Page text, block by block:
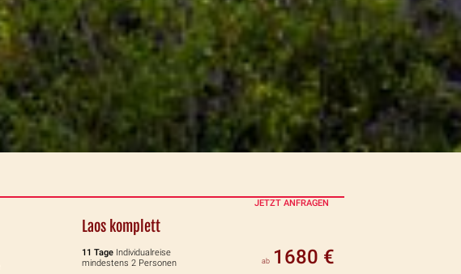
JETZT ANFRAGEN
Laos komplett
11 Tage Individualreise
mindestens 2 Personen
ab 1680 €